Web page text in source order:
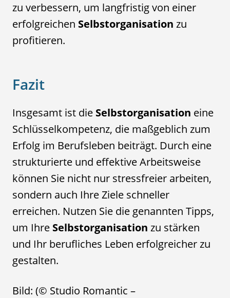
zu verbessern, um langfristig von einer
erfolgreichen Selbstorganisation zu
profitieren.
Fazit
Insgesamt ist die Selbstorganisation eine
Schlüsselkompetenz, die maßgeblich zum
Erfolg im Berufsleben beiträgt. Durch eine
strukturierte und effektive Arbeitsweise
können Sie nicht nur stressfreier arbeiten,
sondern auch Ihre Ziele schneller
erreichen. Nutzen Sie die genannten Tipps,
um Ihre Selbstorganisation zu stärken
und Ihr berufliches Leben erfolgreicher zu
gestalten.
Bild: (© Studio Romantic –